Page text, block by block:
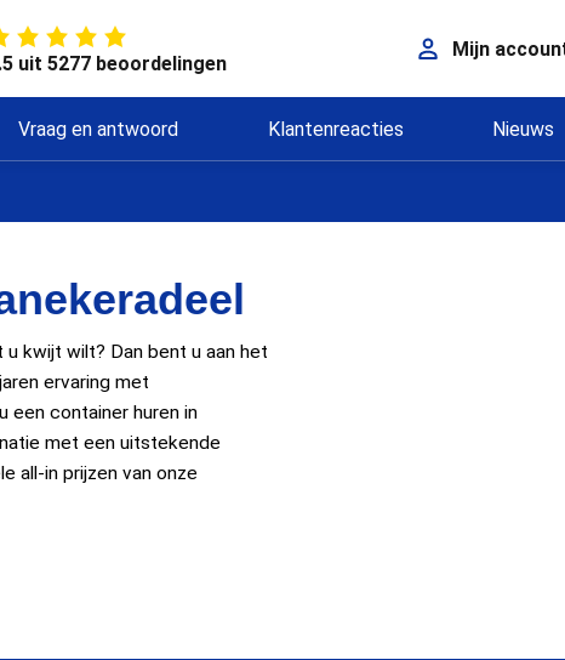
uit 5277 beoordelingen
Mijn
Vraag en antwoord Klantenreacties Nieuws
kwijt wilt? Dan bent u aan het
ervaring met
een container huren in
met een uitstekende
all-in prijzen van onze